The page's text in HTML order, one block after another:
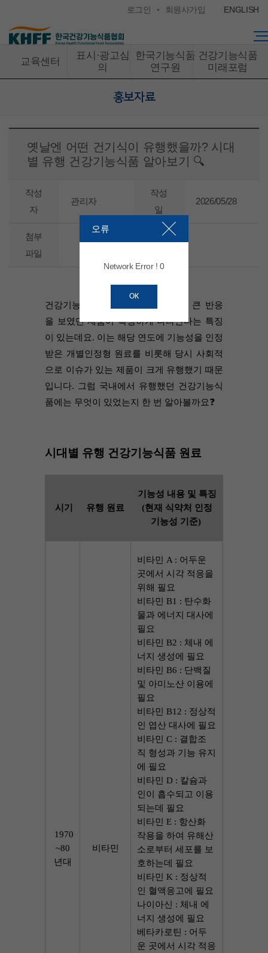
로그인 회원사가입 ENGLISH
교육센터
표시·광고심
의
한국기능식품
연구원
건강기능식품
미래포럼
홍보자료
옛날엔 어떤 건기식이 유행했을까? 시대
별 유행 건강기능식품 알아보기 🔍
작성
자
관리자
작성
일
2026/05/28
첨부
파일
건강기능식품은 시대별로 시장에서 큰 반응
을 보였던 제품이 특정하게 나타난다는 특징
이 있는데요. 이는 해당 연도에 기능성을 인정
받은 개별인정형 원료를 비롯해 당시 사회적
으로 이슈가 있는 제품이 크게 유행했기 때문
입니다. 그럼 국내에서 유행했던 건강기능식
품에는 무엇이 있었는지 한 번 알아볼까요❓
시대별 유행 건강기능식품 원료
시기 유행 원료
기능성 내용 및 특징
(현재 식약처 인정
기능성 기준)
1970
~80
년대
비타민
비타민 A : 어두운
곳에서 시각 적응을
위해 필요
비타민 B1 : 탄수화
물과 에너지 대사에
필요
비타민 B2 : 체내 에
너지 생성에 필요
비타민 B6 : 단백질
및 아미노산 이용에
필요
비타민 B12 : 정상적
인 엽산 대사에 필요
비타민 C : 결합조
직 형성과 기능 유지
에 필요
비타민 D : 칼슘과
인이 흡수되고 이용
되는데 필요
비타민 E : 항산화
작용을 하여 유해산
소로부터 세포를 보
호하는데 필요
비타민 K : 정상적
인 혈액응고에 필요
나이아신 : 체내 에
너지 생성에 필요
베타카로틴 : 어두
운 곳에서 시각 적응
오류
Network Error ! 0
OK